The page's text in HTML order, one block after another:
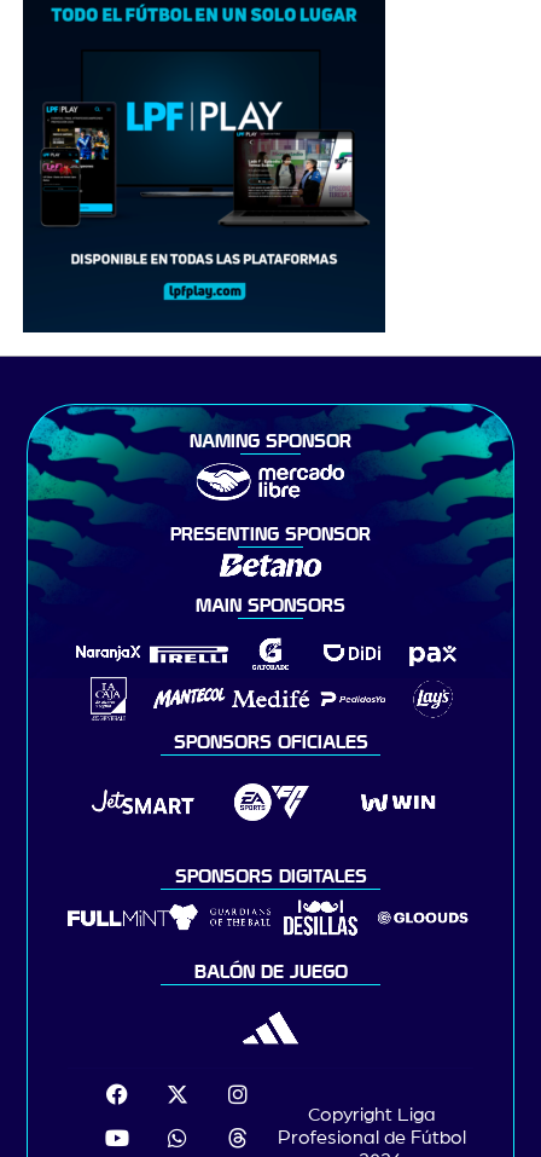
NAMING SPONSOR
PRESENTING SPONSOR
MAIN SPONSORS
SPONSORS OFICIALES
SPONSORS DIGITALES
BALÓN DE JUEGO
Copyright Liga
Profesional de Fútbol